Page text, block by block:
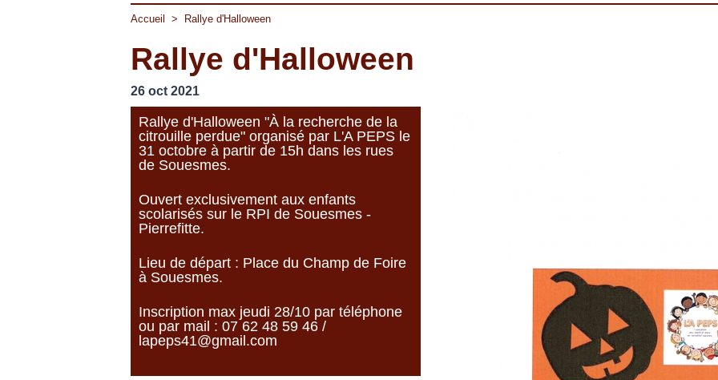
Accueil > Rallye d'Halloween
Rallye d'Halloween
26 oct 2021
Rallye d'Halloween "À la recherche de la
citrouille perdue" organisé par L'A PEPS le
31 octobre à partir de 15h dans les rues
de Souesmes.
Ouvert exclusivement aux enfants
scolarisés sur le RPI de Souesmes -
Pierrefitte.
Lieu de départ : Place du Champ de Foire
à Souesmes.
Inscription max jeudi 28/10 par téléphone
ou par mail : 07 62 48 59 46 /
lapeps41@gmail.com